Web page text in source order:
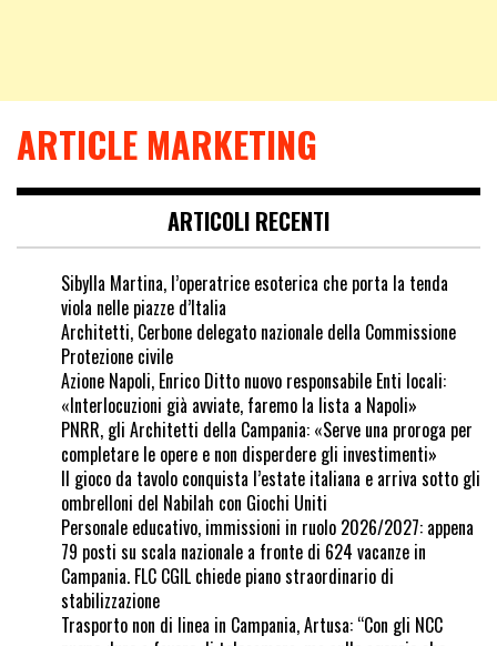
ARTICLE MARKETING
ARTICOLI RECENTI
Sibylla Martina, l’operatrice esoterica che porta la tenda
viola nelle piazze d’Italia
Architetti, Cerbone delegato nazionale della Commissione
Protezione civile
Azione Napoli, Enrico Ditto nuovo responsabile Enti locali:
«Interlocuzioni già avviate, faremo la lista a Napoli»
PNRR, gli Architetti della Campania: «Serve una proroga per
completare le opere e non disperdere gli investimenti»
Il gioco da tavolo conquista l’estate italiana e arriva sotto gli
ombrelloni del Nabilah con Giochi Uniti
Personale educativo, immissioni in ruolo 2026/2027: appena
79 posti su scala nazionale a fronte di 624 vacanze in
Campania. FLC CGIL chiede piano straordinario di
stabilizzazione
Trasporto non di linea in Campania, Artusa: “Con gli NCC